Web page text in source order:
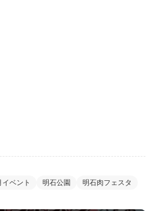
ベント 明石公園 明石肉フェスタ